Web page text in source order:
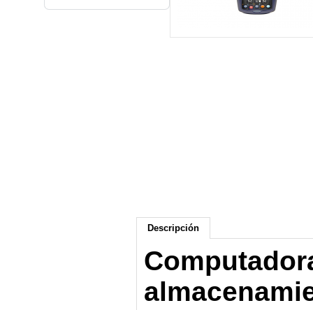
Descripción